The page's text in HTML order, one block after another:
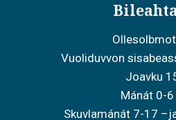
Vuoliduvvon
Joavku
Mánát 0-
Skuvlamánát 7-17